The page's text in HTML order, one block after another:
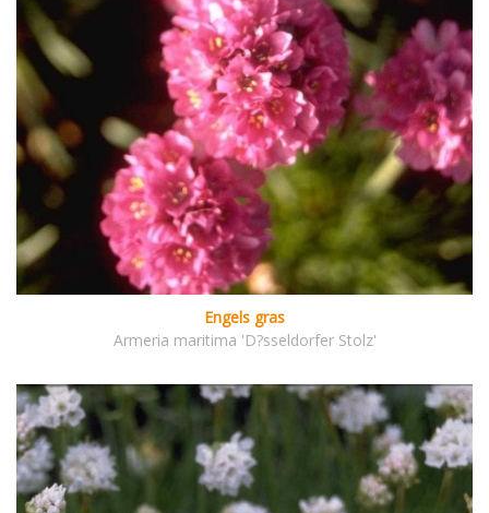
Engels gras
Armeria maritima 'D?sseldorfer Stolz'